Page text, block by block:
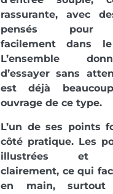
rassurante, avec
pensés pour
facilement dans
L’ensemble
d’essayer sans
est déjà
ouvrage de ce type.
L’un de ses points
côté pratique. Les
illustrées et
clairement, ce qui
en main,